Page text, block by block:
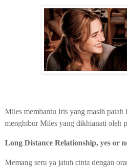
Miles membantu Iris yang masih patah
menghibur Miles yang dikhianati oleh
Long Distance Relationship, yes or
Memang seru ya jatuh cinta dengan